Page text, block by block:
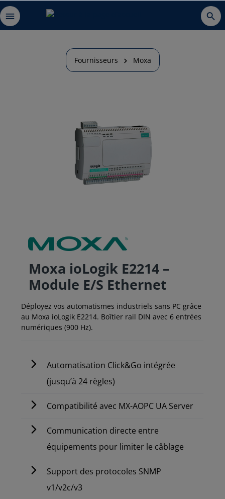
Fournisseurs Moxa
Moxa ioLogik E2214 –
Module E/S Ethernet
Déployez vos automatismes industriels sans PC grâce
au Moxa ioLogik E2214. Boîtier rail DIN avec 6 entrées
numériques (900 Hz).
Automatisation Click&Go intégrée
(jusqu’à 24 règles)
Compatibilité avec MX-AOPC UA Server
Communication directe entre
équipements pour limiter le câblage
Support des protocoles SNMP
v1/v2c/v3